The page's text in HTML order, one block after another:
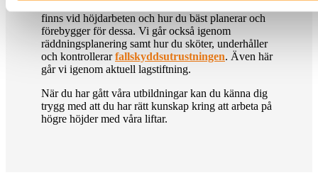
finns vid höjdarbeten och hur du bäst planerar och
förebygger för dessa. Vi går också igenom
räddningsplanering samt hur du sköter, underhåller
och kontrollerarfallskyddsutrustningen. Även här
går vi igenom aktuell lagstiftning.
När du har gått våra utbildningar kan du känna dig
trygg med att du har rätt kunskap kring att arbeta på
högre höjder med våra liftar.